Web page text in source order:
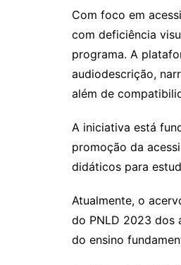
Com foco em
com deficiência
programa. A
audiodescrição,
além de
A iniciativa está
promoção da
didáticos para
Atualmente, o
do PNLD 2023 dos
do ensino